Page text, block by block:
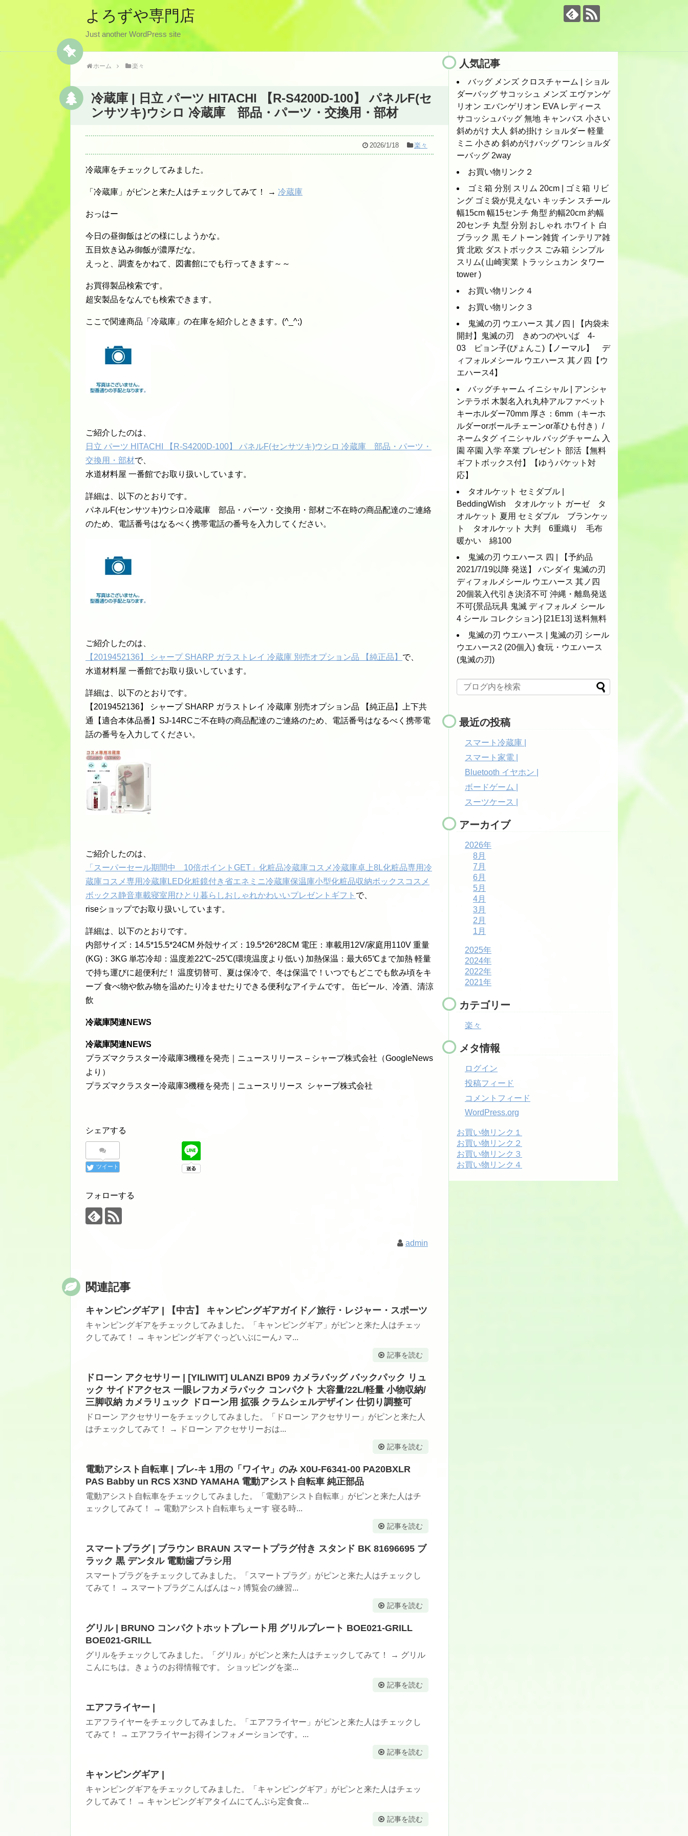
よろずや専門店
Just another WordPress site
ホーム 楽々
冷蔵庫 | 日立 パーツ HITACHI 【R-S4200D-100】 パネルF(セ
ンサツキ)ウシロ 冷蔵庫 部品・パーツ・交換用・部材
2026/1/18 楽々
冷蔵庫をチェックしてみました。
「冷蔵庫」がピンと来た人はチェックしてみて！ → 冷蔵庫
おっはー
今日の昼御飯はどの様にしようかな。
五目炊き込み御飯が濃厚だな。
えっと、調査をかねて、図書館にでも行ってきます～～
お買得製品検索です。
超安製品をなんでも検索できます。
ここで関連商品「冷蔵庫」の在庫を紹介しときます。(^_^;)
ご紹介したのは、
日立 パーツ HITACHI 【R-S4200D-100】 パネルF(センサツキ)ウシロ 冷蔵庫 部品・パーツ・
交換用・部材で、
水道材料屋 一番館でお取り扱いしています。
詳細は、以下のとおりです。
パネルF(センサツキ)ウシロ冷蔵庫 部品・パーツ・交換用・部材ご不在時の商品配達のご連絡
のため、電話番号はなるべく携帯電話の番号を入力してください。
ご紹介したのは、
【2019452136】 シャープ SHARP ガラストレイ 冷蔵庫 別売オプション品 【純正品】 で、
水道材料屋 一番館でお取り扱いしています。
詳細は、以下のとおりです。
【2019452136】 シャープ SHARP ガラストレイ 冷蔵庫 別売オプション品 【純正品】上下共
通【適合本体品番】SJ-14RCご不在時の商品配達のご連絡のため、電話番号はなるべく携帯電
話の番号を入力してください。
ご紹介したのは、
「スーパーセール期間中 10倍ポイントGET」化粧品冷蔵庫コスメ冷蔵庫卓上8L化粧品専用冷
蔵庫コスメ専用冷蔵庫LED化粧鏡付き省エネミニ冷蔵庫保温庫小型化粧品収納ボックスコスメ
ボックス静音車載寝室用ひとり暮らしおしゃれかわいいプレゼントギフト で、
riseショップでお取り扱いしています。
詳細は、以下のとおりです。
内部サイズ：14.5*15.5*24CM 外殻サイズ：19.5*26*28CM 電圧：車載用12V/家庭用110V 重量
(KG)：3KG 単芯冷却：温度差22℃~25℃(環境温度より低い) 加熱保温：最大65℃まで加熱 軽量
で持ち運びに超便利だ！ 温度切替可、夏は保冷で、冬は保温で！いつでもどこでも飲み頃をキ
ープ 食べ物や飲み物を温めたり冷ませたりできる便利なアイテムです。 缶ビール、冷酒、清涼
飲
冷蔵庫関連NEWS
冷蔵庫関連NEWS
プラズマクラスター冷蔵庫3機種を発売｜ニュースリリース – シャープ株式会社（GoogleNews
より）
プラズマクラスター冷蔵庫3機種を発売｜ニュースリリース シャープ株式会社
シェアする
ツイート
フォローする
admin
関連記事
キャンピングギア | 【中古】 キャンピングギアガイド／旅行・レジャー・スポーツ
キャンピングギアをチェックしてみました。「キャンピングギア」がピンと来た人はチェッ
クしてみて！ → キャンピングギアぐっどいぶにーん♪ マ...
記事を読む
ドローン アクセサリー | [YILIWIT] ULANZI BP09 カメラバッグ バックパック リュ
ック サイドアクセス 一眼レフカメラパック コンパクト 大容量/22L/軽量 小物収納/
三脚収納 カメラリュック ドローン用 拡張 クラムシェルデザイン 仕切り調整可
ドローン アクセサリーをチェックしてみました。「ドローン アクセサリー」がピンと来た人
はチェックしてみて！ → ドローン アクセサリーおは...
記事を読む
電動アシスト自転車 | ブレ-キ 1用の「ワイヤ」のみ X0U-F6341-00 PA20BXLR
PAS Babby un RCS X3ND YAMAHA 電動アシスト自転車 純正部品
電動アシスト自転車をチェックしてみました。「電動アシスト自転車」がピンと来た人はチ
ェックしてみて！ → 電動アシスト自転車ちぇーす 寝る時...
記事を読む
スマートプラグ | ブラウン BRAUN スマートプラグ付き スタンド BK 81696695 ブ
ラック 黒 デンタル 電動歯ブラシ用
スマートプラグをチェックしてみました。「スマートプラグ」がピンと来た人はチェックし
てみて！ → スマートプラグこんばんは～♪ 博覧会の練習...
記事を読む
グリル | BRUNO コンパクトホットプレート用 グリルプレート BOE021-GRILL
BOE021-GRILL
グリルをチェックしてみました。「グリル」がピンと来た人はチェックしてみて！ → グリル
こんにちは。きょうのお得情報です。 ショッピングを楽...
記事を読む
エアフライヤー |
エアフライヤーをチェックしてみました。「エアフライヤー」がピンと来た人はチェックし
てみて！ → エアフライヤーお得インフォメーションです。...
記事を読む
キャンピングギア |
キャンピングギアをチェックしてみました。「キャンピングギア」がピンと来た人はチェッ
クしてみて！ → キャンピングギアタイムにてんぷら定食食...
記事を読む
人気記事
バッグ メンズ クロスチャーム | ショル
ダーバッグ サコッシュ メンズ エヴァンゲ
リオン エバンゲリオン EVA レディース
サコッシュバッグ 無地 キャンバス 小さい
斜めがけ 大人 斜め掛け ショルダー 軽量
ミニ 小さめ 斜めがけバッグ ワンショルダ
ーバッグ 2way
お買い物リンク２
ゴミ箱 分別 スリム 20cm | ゴミ箱 リビ
ング ゴミ袋が見えない キッチン スチール
幅15cm 幅15センチ 角型 約幅20cm 約幅
20センチ 丸型 分別 おしゃれ ホワイト 白
ブラック 黒 モノトーン雑貨 インテリア雑
貨 北欧 ダストボックス ごみ箱 シンプル
スリム( 山崎実業 トラッシュカン タワー
tower )
お買い物リンク４
お買い物リンク３
鬼滅の刃 ウエハース 其ノ四 | 【内袋未
開封】鬼滅の刃 きめつのやいば 4-
03 ピョン子(ぴょんこ)【ノーマル】 デ
ィフォルメシール ウエハース 其ノ四【ウ
エハース4】
バッグチャーム イニシャル | アンシャ
ンテラボ 木製名入れ丸枠アルファベット
キーホルダー70mm 厚さ：6mm（キーホ
ルダーorボールチェーンor革ひも付き）/
ネームタグ イニシャル バッグチャーム 入
園 卒園 入学 卒業 プレゼント 部活【無料
ギフトボックス付】【ゆうパケット対
応】
タオルケット セミダブル |
BeddingWish タオルケット ガーゼ タ
オルケット 夏用 セミダブル ブランケッ
ト タオルケット 大判 6重織り 毛布
暖かい 綿100
鬼滅の刃 ウエハース 四 | 【予約品
2021/7/19以降 発送】 バンダイ 鬼滅の刃
ディフォルメシール ウエハース 其ノ四
20個装入代引き決済不可 沖縄・離島発送
不可{景品玩具 鬼滅 ディフォルメ シール
4 シール コレクション} [21E13] 送料無料
鬼滅の刃 ウエハース | 鬼滅の刃 シール
ウエハース2 (20個入) 食玩・ウエハース
(鬼滅の刃)
最近の投稿
スマート冷蔵庫 |
スマート家電 |
Bluetooth イヤホン |
ボードゲーム |
スーツケース |
アーカイブ
2026年
8月
7月
6月
5月
4月
3月
2月
1月
2025年
2024年
2022年
2021年
カテゴリー
楽々
メタ情報
ログイン
投稿フィード
コメントフィード
WordPress.org
お買い物リンク１
お買い物リンク２
お買い物リンク３
お買い物リンク４